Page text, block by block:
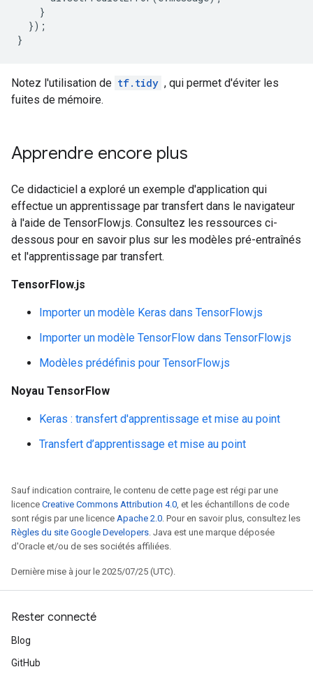
}
});
}
Notez l'utilisation de tf.tidy , qui permet d'éviter les
fuites de mémoire.
Apprendre encore plus
Ce didacticiel a exploré un exemple d'application qui
effectue un apprentissage par transfert dans le navigateur
à l'aide de TensorFlow.js. Consultez les ressources ci-
dessous pour en savoir plus sur les modèles pré-entraînés
et l'apprentissage par transfert.
TensorFlow.js
Importer un modèle Keras dans TensorFlow.js
Importer un modèle TensorFlow dans TensorFlow.js
Modèles prédéfinis pour TensorFlow.js
Noyau TensorFlow
Keras : transfert d'apprentissage et mise au point
Transfert d’apprentissage et mise au point
Sauf indication contraire, le contenu de cette page est régi par une
licence Creative Commons Attribution 4.0, et les échantillons de code
sont régis par une licence Apache 2.0. Pour en savoir plus, consultez les
Règles du site Google Developers. Java est une marque déposée
d'Oracle et/ou de ses sociétés affiliées.
Dernière mise à jour le 2025/07/25 (UTC).
Rester connecté
Blog
GitHub